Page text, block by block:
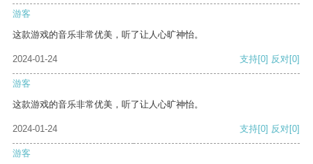
游客
这款游戏的音乐非常优美，听了让人心旷神怡。
2024-01-24 支持[0] 反对[0]
游客
这款游戏的音乐非常优美，听了让人心旷神怡。
2024-01-24 支持[0] 反对[0]
游客